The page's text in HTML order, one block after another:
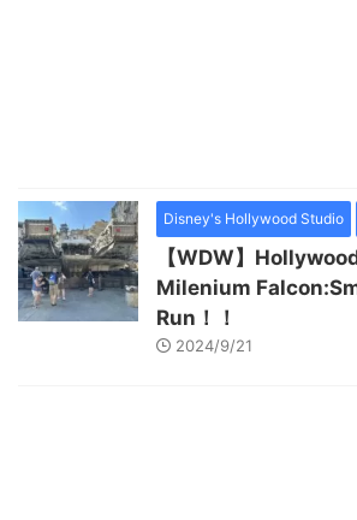
Disney's Hollywood Studio
【WDW】
Milenium
Run！！
2024/9/21